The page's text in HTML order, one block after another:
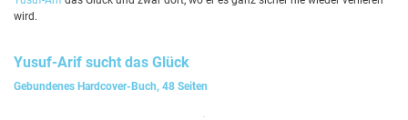
wird.
Yusuf-Arif sucht das Glück
Gebundenes Hardcover-Buch, 48 Seiten